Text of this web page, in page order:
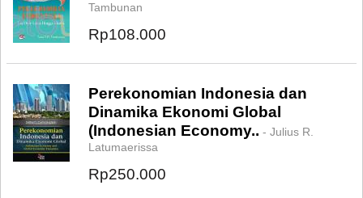
Tambunan
Rp108.000
Perekonomian Indonesia dan
Dinamika Ekonomi Global
(Indonesian Economy.. - Julius R.
Latumaerissa
Rp250.000